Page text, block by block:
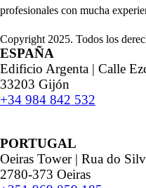
profesionales con mucha
Copyright 2025. Todos los
ESPAÑA
Edificio Argenta | Calle
33203 Gijón
+34 984 842 532
PORTUGAL
Oeiras Tower | Rua do
2780-373 Oeiras